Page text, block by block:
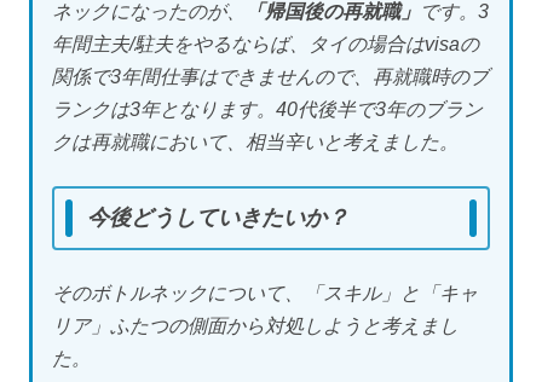
ネックになったのが、
「帰国後の再就職」 です。3
年間主夫/駐夫をやるならば、タイの場合はvisaの
関係で3年間仕事はできませんので、再就職時のブ
ランクは3年となります。40代後半で3年のブラン
クは再就職において、相当辛いと考えました。
今後どうしていきたいか？
そのボトルネックについて、「スキル」と「キャ
リア」ふたつの側面から対処しようと考えまし
た。